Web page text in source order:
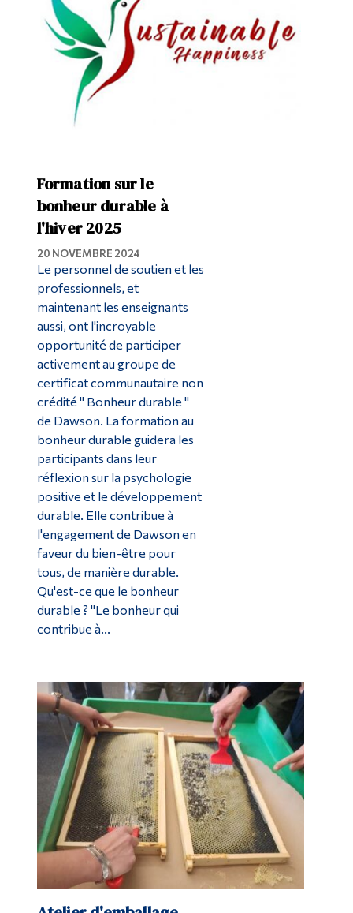
Formation sur le
bonheur durable à
l'hiver 2025
20 NOVEMBRE 2024
Le personnel de soutien et les
professionnels, et
maintenant les enseignants
aussi, ont l'incroyable
opportunité de participer
activement au groupe de
certificat communautaire non
crédité " Bonheur durable "
de Dawson. La formation au
bonheur durable guidera les
participants dans leur
réflexion sur la psychologie
positive et le développement
durable. Elle contribue à
l'engagement de Dawson en
faveur du bien-être pour
tous, de manière durable.
Qu'est-ce que le bonheur
durable ? "Le bonheur qui
contribue à...